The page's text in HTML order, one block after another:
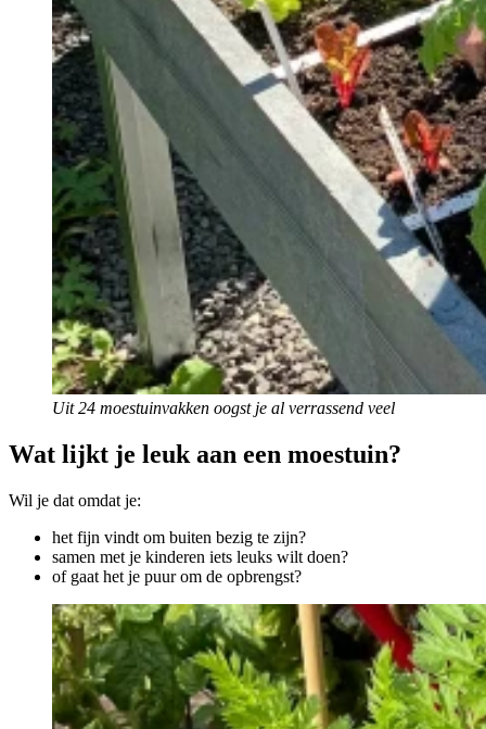
Uit 24 moestuinvakken oogst je al verrassend veel
Wat lijkt je leuk aan een moestuin?
Wil je dat omdat je:
het fijn vindt om buiten bezig te zijn?
samen met je kinderen iets leuks wilt doen?
of gaat het je puur om de opbrengst?